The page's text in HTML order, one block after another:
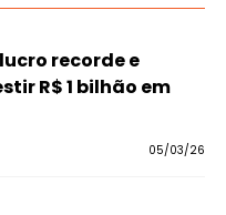
recorde e
R$ 1 bilhão em
05/03/26